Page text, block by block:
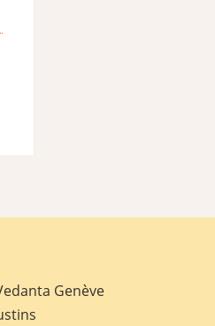
Genève